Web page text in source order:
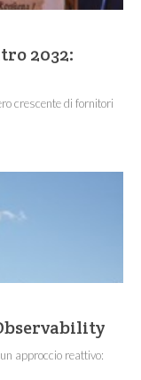
2032:
crescente di fornitori
approccio reattivo: